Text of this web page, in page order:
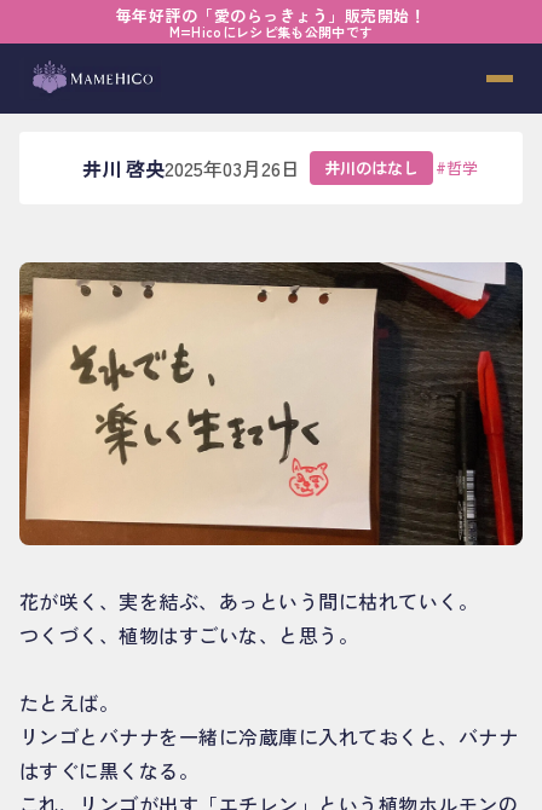
毎年好評の「愛のらっきょう」販売開始！
M=Hicoにレシピ集も公開中です
› 井川のはなし › 植物の哲学
植物の哲学
井川 啓央2025年03月26日 井川のはなし #哲学
花が咲く、実を結ぶ、あっという間に枯れていく。
つくづく、植物はすごいな、と思う。
たとえば。
リンゴとバナナを一緒に冷蔵庫に入れておくと、バナナ
はすぐに黒くなる。
これ、リンゴが出す「エチレン」という植物ホルモンの